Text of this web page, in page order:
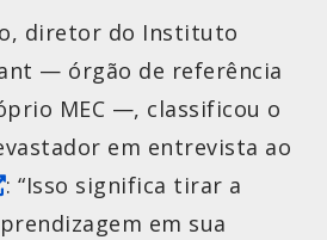
diretor do Instituto
— órgão de referência
MEC —, classificou o
em entrevista ao
: “Isso significa tirar a
em sua